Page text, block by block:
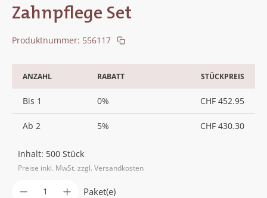
Zahnpflege Set
ANZAHL RABATT STÜCKPREIS
Bis 1 0% CHF 452.95
Ab 2 5% CHF 430.30
Inhalt: 500 Stück
Preise inkl. MwSt. zzgl. Versandkosten
Produkt Anzahl: Gib den gewünschten
Paket(e)
Produktnummer: 556117